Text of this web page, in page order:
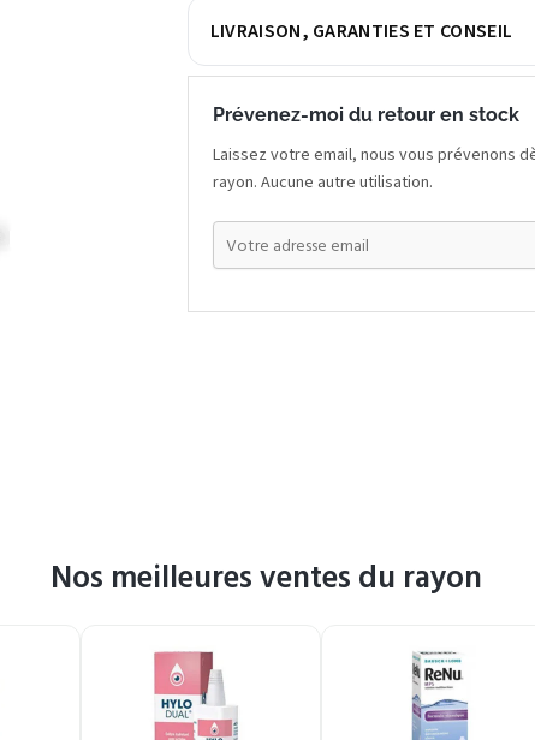
LIVRAISON, GARANTIES ET CONSEIL
Prévenez-moi du retour en stock
Laissez votre email, nous vous prévenons
rayon. Aucune autre utilisation.
Nos meilleures ventes du rayon